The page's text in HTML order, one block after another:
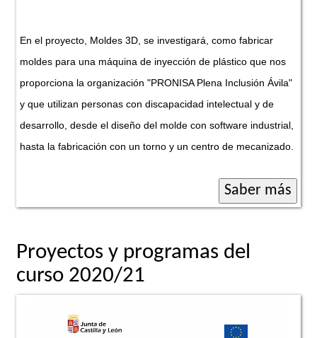
En el proyecto, Moldes 3D, se investigará, como fabricar
moldes para una máquina de inyección de plástico que nos
proporciona la organización "PRONISA Plena Inclusión Ávila"
y que utilizan personas con discapacidad intelectual y de
desarrollo, desde el diseño del molde con software industrial,
hasta la fabricación con un torno y un centro de mecanizado.
Proyectos y programas del
curso 2020/21